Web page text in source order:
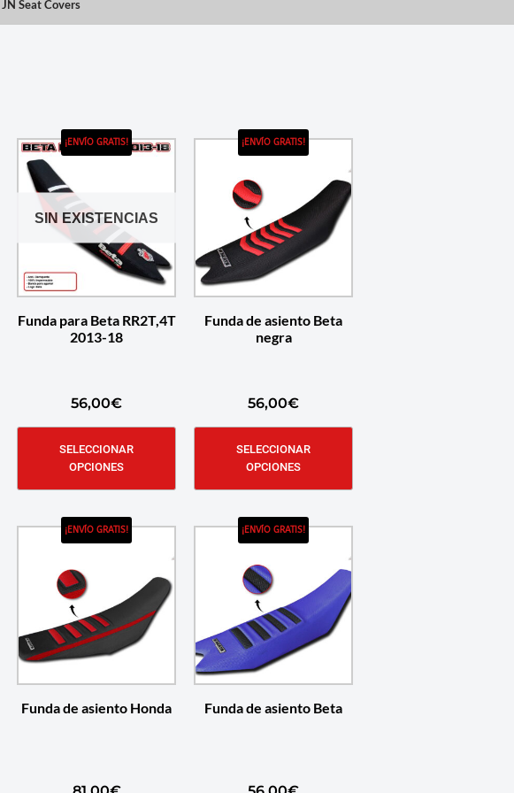
JN Seat Covers
SIN EXISTENCIAS
¡ENVÍO GRATIS!
Funda para Beta RR2T,4T
2013-18
56,00€
SELECCIONAR
OPCIONES
¡ENVÍO GRATIS!
Funda de asiento Beta
negra
56,00€
SELECCIONAR
OPCIONES
¡ENVÍO GRATIS!
Funda de asiento Honda
¡ENVÍO GRATIS!
Funda de asiento Beta